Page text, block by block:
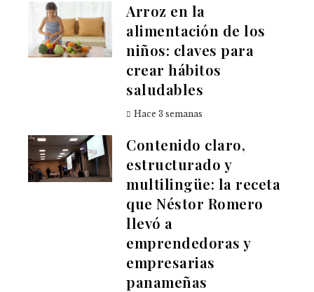
Arroz en la
alimentación de los
niños: claves para
crear hábitos
saludables
Hace 3 semanas
Contenido claro,
estructurado y
multilingüe: la receta
que Néstor Romero
llevó a
emprendedoras y
empresarias
panameñas